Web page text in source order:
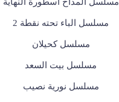
مسلسل الباء تحته نقطة 2
مسلسل كحيلان
مسلسل بيت السعد
مسلسل نورية نصيب